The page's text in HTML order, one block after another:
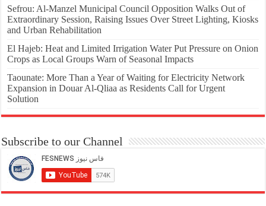
Sefrou: Al-Manzel Municipal Council Opposition Walks Out of
Extraordinary Session, Raising Issues Over Street Lighting, Kiosks
and Urban Rehabilitation
El Hajeb: Heat and Limited Irrigation Water Put Pressure on Onion
Crops as Local Groups Warn of Seasonal Impacts
Taounate: More Than a Year of Waiting for Electricity Network
Expansion in Douar Al-Qliaa as Residents Call for Urgent
Solution
Subscribe to our Channel